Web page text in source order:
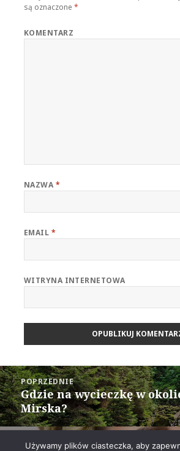
są oznaczone *
KOMENTARZ
NAZWA *
EMAIL *
WITRYNA INTERNETOWA
Nawigacja
wpisu
POPRZEDNIE
Poprzedni
wpis:
Gdzie na wycieczkę w
Mirska?
DALEJ
Używamy plików ciasteczka, aby